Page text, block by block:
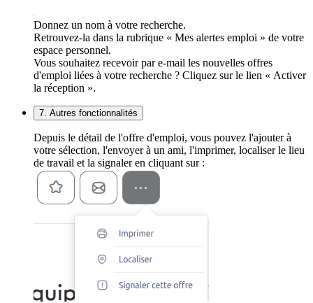
Donnez un nom à votre recherche.
Retrouvez-la dans la rubrique « Mes alertes emploi » de votre
espace personnel.
Vous souhaitez recevoir par e-mail les nouvelles offres
d'emploi liées à votre recherche ? Cliquez sur le lien « Activer
la réception ».
7. Autres fonctionnalités
Depuis le détail de l'offre d'emploi, vous pouvez l'ajouter à
votre sélection, l'envoyer à un ami, l'imprimer, localiser le lieu
de travail et la signaler en cliquant sur :